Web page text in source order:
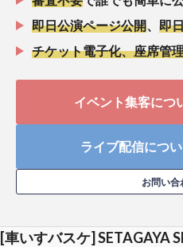
即日公演ページ公開
即
チケット電子化、座席管
イベント集客につ
ライブ配信につ
お問い合
[車いすバスケ] SETAGAYA